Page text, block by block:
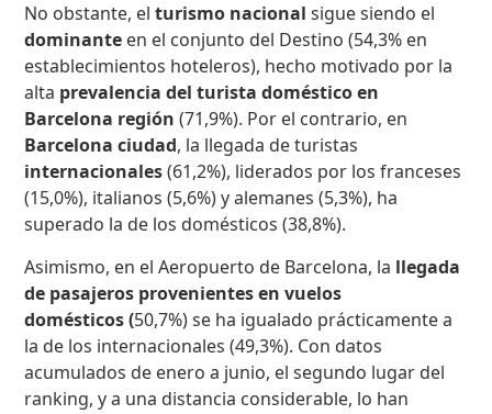
No obstante, elturismo nacional sigue siendo el
dominante en el conjunto del Destino (54,3% en
establecimientos hoteleros), hecho motivado por la
alta prevalencia del turista doméstico en
Barcelona región (71,9%). Por el contrario, en
Barcelona ciudad, la llegada de turistas
internacionales(61,2%), liderados por los franceses
(15,0%), italianos (5,6%) y alemanes (5,3%), ha
superado la de los domésticos (38,8%).
Asimismo, en el Aeropuerto de Barcelona, ​​la llegada
de pasajeros provenientes en vuelos
domésticos(50,7%) se ha igualado prácticamente a
la de los internacionales (49,3%). Con datos
acumulados de enero a junio, el segundo lugar del
ranking, y a una distancia considerable, lo han